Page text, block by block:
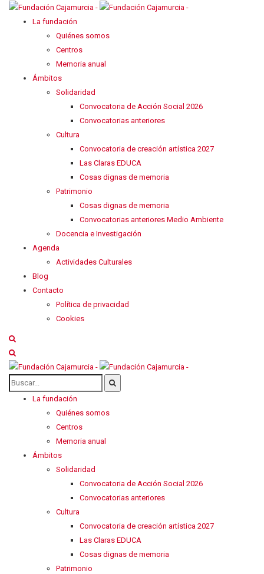
La fundación
Quiénes somos
Centros
Memoria anual
Ámbitos
Solidaridad
Convocatoria de Acción Social 2026
Convocatorias anteriores
Cultura
Convocatoria de creación artística 2027
Las Claras EDUCA
Cosas dignas de memoria
Patrimonio
Cosas dignas de memoria
Convocatorias anteriores Medio Ambiente
Docencia e Investigación
Agenda
Actividades Culturales
Blog
Contacto
Política de privacidad
Cookies
La fundación
Quiénes somos
Centros
Memoria anual
Ámbitos
Solidaridad
Convocatoria de Acción Social 2026
Convocatorias anteriores
Cultura
Convocatoria de creación artística 2027
Las Claras EDUCA
Cosas dignas de memoria
Patrimonio